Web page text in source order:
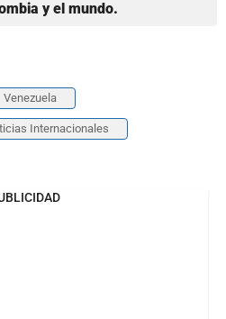
y el mundo.
Venezuela
Internacionales